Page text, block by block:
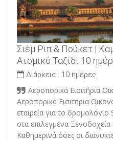
Σιέμ Ριπ & Πούκετ |
Ατομικό Ταξίδι 10
Διάρκεια : 10 ημέρες
Αεροπορικά Εισιτήρια
Αεροπορικά Εισιτήρια
εταιρεία για το
στα επιλεγμένα
Καθημερινά όσες οι